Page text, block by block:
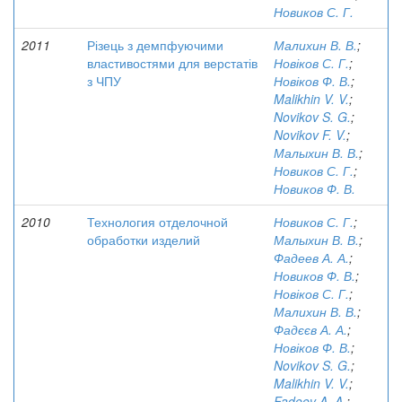
Новиков С. Г.
2011
Різець з демпфуючими
властивостями для верстатів
з ЧПУ
Малихин В. В.;
Новіков С. Г.;
Новіков Ф. В.;
Malikhin V. V.;
Novikov S. G.;
Novikov F. V.;
Малыхин В. В.;
Новиков С. Г.;
Новиков Ф. В.
2010
Технология отделочной
обработки изделий
Новиков С. Г.;
Малыхин В. В.;
Фадеев А. А.;
Новиков Ф. В.;
Новіков С. Г.;
Малихин В. В.;
Фадєєв А. А.;
Новіков Ф. В.;
Novikov S. G.;
Malikhin V. V.;